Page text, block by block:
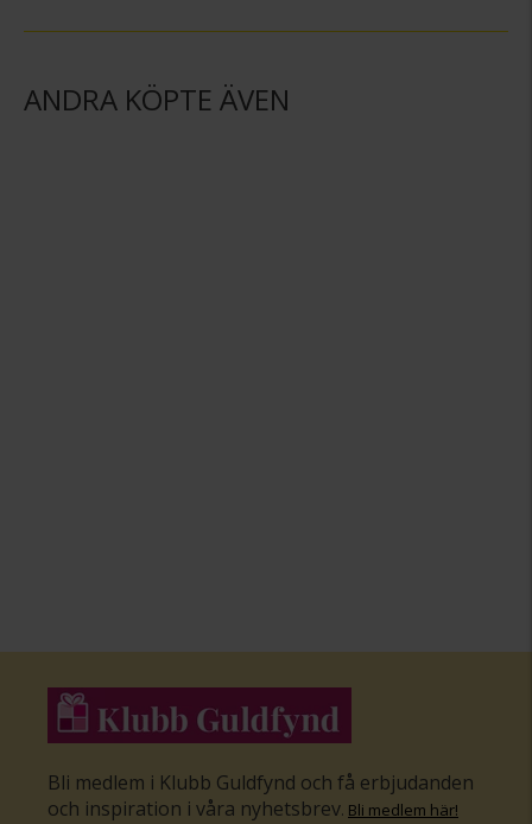
ANDRA KÖPTE ÄVEN
Bli medlem i Klubb Guldfynd och få erbjudanden
och inspiration i våra nyhetsbrev. Bli medlem här!